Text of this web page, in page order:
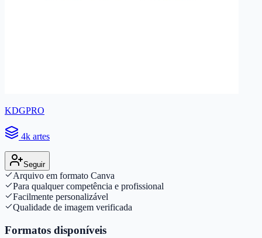
KDGPRO
4k artes
Seguir
Arquivo em formato Canva
Para qualquer competência e profissional
Facilmente personalizável
Qualidade de imagem verificada
Formatos disponíveis